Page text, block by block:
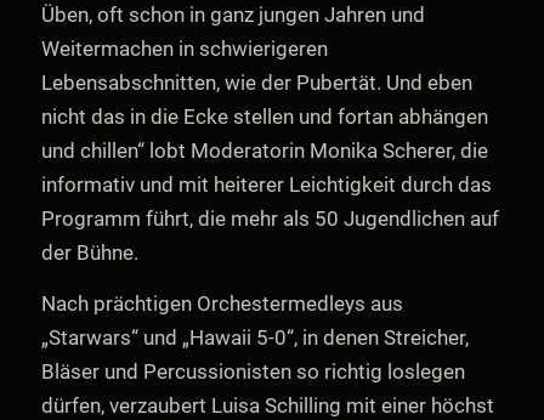
Üben, oft schon in ganz jungen Jahren und
Weitermachen in schwierigeren
Lebensabschnitten, wie der Pubertät. Und eben
nicht das in die Ecke stellen und fortan abhängen
und chillen“ lobt Moderatorin Monika Scherer, die
informativ und mit heiterer Leichtigkeit durch das
Programm führt, die mehr als 50 Jugendlichen auf
der Bühne.
Nach prächtigen Orchestermedleys aus
„Starwars“ und „Hawaii 5-0“, in denen Streicher,
Bläser und Percussionisten so richtig loslegen
dürfen, verzaubert Luisa Schilling mit einer höchst